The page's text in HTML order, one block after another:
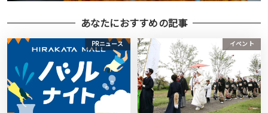
あなたにおすすめの記事
PRニュース イベント